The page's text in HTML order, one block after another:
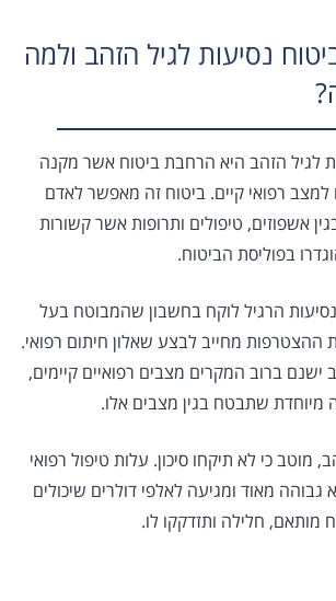
נסיעות לגיל הזהב ולמה
לגיל הזהב היא הרחבת ביטוח אשר מקנה
רפואי קיים. ביטוח זה מאפשר לאדם
אשפוזים, טיפולים ותרופות אשר קשורות
בפוליסת הביטוח.
הרגיל לוקח בחשבון שהמבוטח בעל
ההצטרפות מחייב לבצע שאלון חיתום רפואי.
ישנם ברוב המקרים מצבים רפואיים קיימים,
שתבטח בגין מצבים אלו.
כי לא תיקחו סיכון. עלות טיפול רפואי
גבוהה מאוד ומגיעה לאלפי דולרים שיכולים
מותאם, חלילה ותזדקקו לו.